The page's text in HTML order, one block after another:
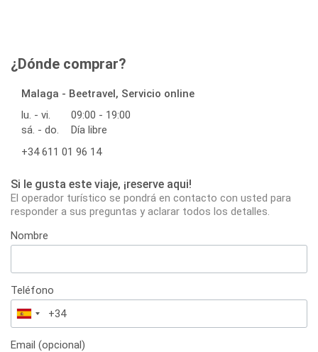
¿Dónde comprar?
Malaga - Beetravel, Servicio online
lu. - vi.
09:00 - 19:00
sá. - do.
Día libre
+34 611 01 96 14
Si le gusta este viaje, ¡reserve aqui!
El operador turístico se pondrá en contacto con usted para
responder a sus preguntas y aclarar todos los detalles.
Nombre
Teléfono
España
+34
Email (opcional)